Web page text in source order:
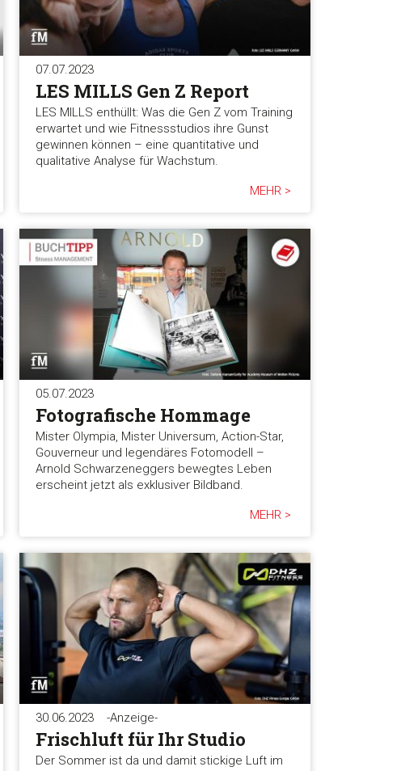
07.07.2023
LES MILLS Gen Z Report
LES MILLS enthüllt: Was die Gen Z vom Training
erwartet und wie Fitnessstudios ihre Gunst
gewinnen können – eine quantitative und
qualitative Analyse für Wachstum.
MEHR >
05.07.2023
Fotografische Hommage
Mister Olympia, Mister Universum, Action-Star,
Gouverneur und legendäres Fotomodell –
Arnold Schwarzeneggers bewegtes Leben
erscheint jetzt als exklusiver Bildband.
MEHR >
30.06.2023 -Anzeige-
Frischluft für Ihr Studio
Der Sommer ist da und damit stickige Luft im